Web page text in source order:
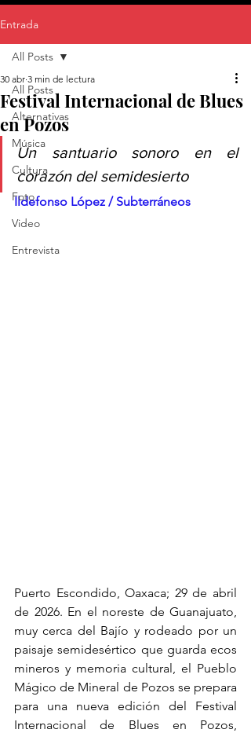
Entrada
All Posts
Alternativas
Música
Cultura
Foto
Video
Entrevista
All Posts
Festival Internacional de Blues
en Pozos
30 abr 3 min de lectura
Un santuario sonoro en el
corazón del semidesierto
Ildefonso López / Subterráneos
Puerto Escondido, Oaxaca; 29 de abril
de 2026. En el noreste de Guanajuato,
muy cerca del Bajío y rodeado por un
paisaje semidesértico que guarda ecos
mineros y memoria cultural, el Pueblo
Mágico de Mineral de Pozos se prepara
para una nueva edición del Festival
Internacional de Blues en Pozos,